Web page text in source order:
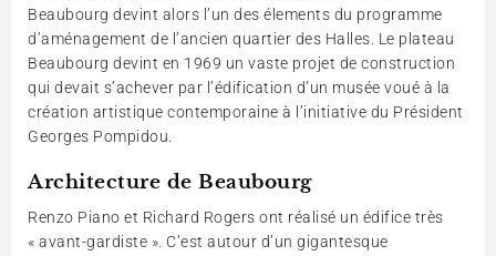
Beaubourg devint alors l’un des élements du programme
d’aménagement de l’ancien quartier des Halles. Le plateau
Beaubourg devint en 1969 un vaste projet de construction
qui devait s’achever par l’édification d’un musée voué à la
création artistique contemporaine à l’initiative du Président
Georges Pompidou.
Architecture de Beaubourg
Renzo Piano et Richard Rogers ont réalisé un édifice très
« avant-gardiste ». C’est autour d’un gigantesque